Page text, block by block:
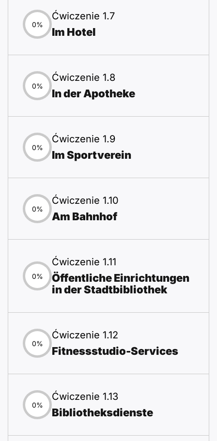
0%
Ćwiczenie 1.7
Im Hotel
0%
Ćwiczenie 1.8
In der Apotheke
0%
Ćwiczenie 1.9
Im Sportverein
0%
Ćwiczenie 1.10
Am Bahnhof
0%
Ćwiczenie 1.11
Öffentliche Einrichtungen
in der Stadtbibliothek
0%
Ćwiczenie 1.12
Fitnessstudio-Services
0%
Ćwiczenie 1.13
Bibliotheksdienste